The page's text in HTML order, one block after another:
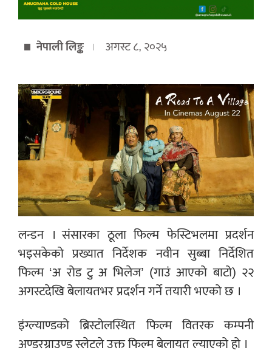
नेपाली लिङ्क अगस्ट ८, २०२५
लन्डन । संसारका ठूला फिल्म फेस्टिभलमा प्रदर्शन
भइसकेको प्रख्यात निर्देशक नवीन सुब्बा निर्देशित
फिल्म ‘अ रोड टु अ भिलेज’ (गाउं आएको बाटो) २२
अगस्टदेखि बेलायतभर प्रदर्शन गर्ने तयारी भएको छ ।
इंग्ल्याण्डको ब्रिस्टोलस्थित फिल्म वितरक कम्पनी
अण्डरग्राउण्ड स्लेटले उक्त फिल्म बेलायत ल्याएको हो ।